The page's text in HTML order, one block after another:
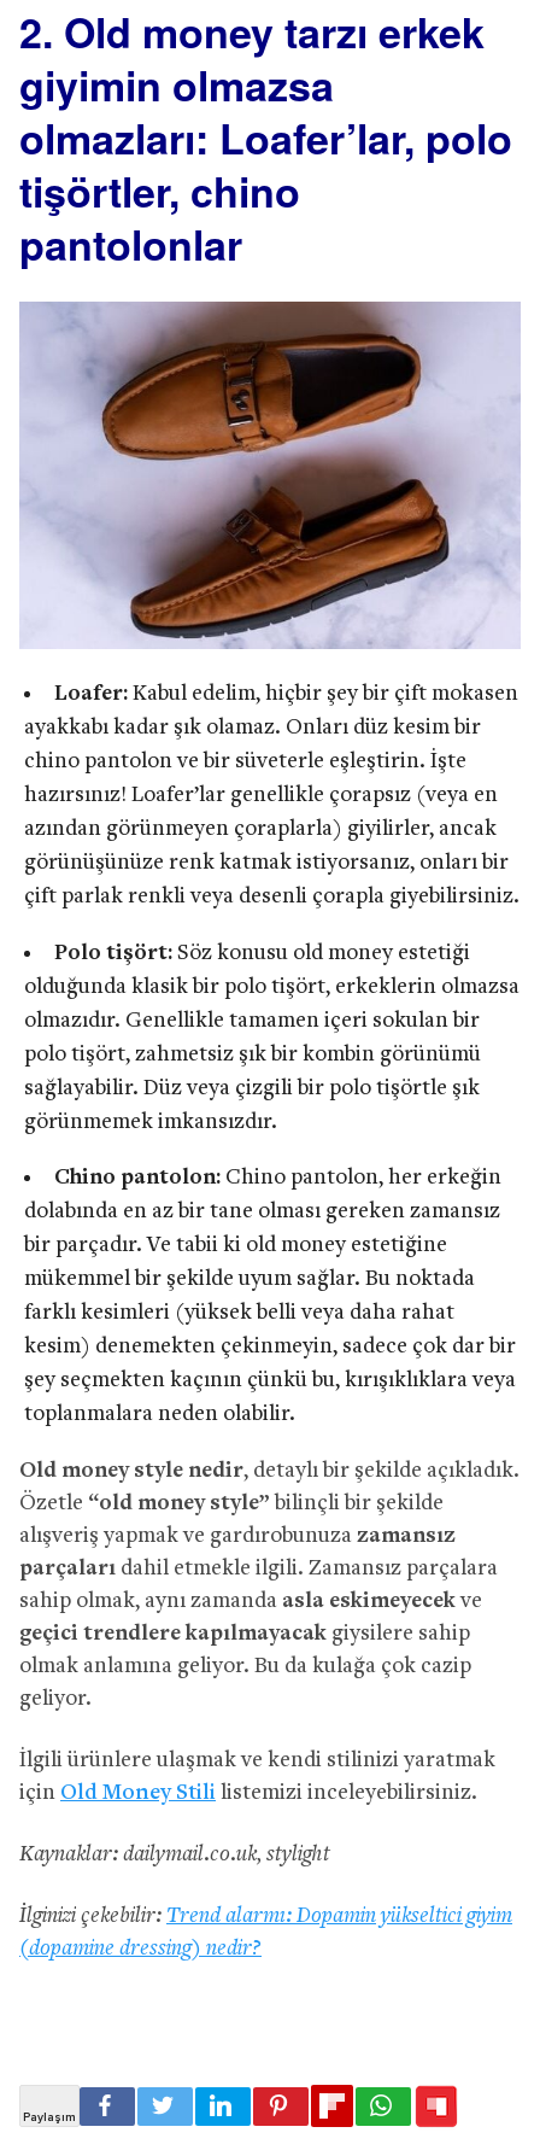
2. Old money tarzı erkek
giyimin olmazsa
olmazları: Loafer’lar, polo
tişörtler, chino
pantolonlar
Loafer:Kabul edelim, hiçbir şey bir çift mokasen
ayakkabı kadar şık olamaz. Onları düz kesim bir
chino pantolon ve bir süveterle eşleştirin. İşte
hazırsınız! Loafer’lar genellikle çorapsız (veya en
azından görünmeyen çoraplarla) giyilirler, ancak
görünüşünüze renk katmak istiyorsanız, onları bir
çift parlak renkli veya desenli çorapla giyebilirsiniz.
Polo tişört:Söz konusu old money estetiği
olduğunda klasik bir polo tişört, erkeklerin olmazsa
olmazıdır. Genellikle tamamen içeri sokulan bir
polo tişört, zahmetsiz şık bir kombin görünümü
sağlayabilir. Düz veya çizgili bir polo tişörtle şık
görünmemek imkansızdır.
Chino pantolon:Chino pantolon, her erkeğin
dolabında en az bir tane olması gereken zamansız
bir parçadır. Ve tabii ki old money estetiğine
mükemmel bir şekilde uyum sağlar. Bu noktada
farklı kesimleri (yüksek belli veya daha rahat
kesim) denemekten çekinmeyin, sadece çok dar bir
şey seçmekten kaçının çünkü bu, kırışıklıklara veya
toplanmalara neden olabilir.
Old money style nedir, detaylı bir şekilde açıkladık.
Özetle “old money style” bilinçli bir şekilde
alışveriş yapmak ve gardırobunuza zamansız
parçaları dahil etmekle ilgili. Zamansız parçalara
sahip olmak, aynı zamanda asla eskimeyecekve
geçici trendlere kapılmayacak giysilere sahip
olmak anlamına geliyor. Bu da kulağa çok cazip
geliyor.
İlgili ürünlere ulaşmak ve kendi stilinizi yaratmak
için Old Money Stili listemizi inceleyebilirsiniz.
Kaynaklar: dailymail.co.uk, stylight
İlginizi çekebilir: Trend alarmı: Dopamin yükseltici giyim
(dopamine dressing) nedir?